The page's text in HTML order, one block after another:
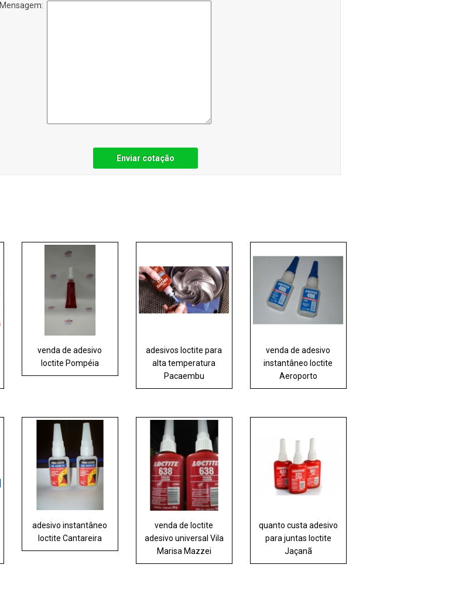
Mensagem:
Enviar cotação
venda de adesivo
loctite Pompéia
adesivos loctite para
alta temperatura
Pacaembu
venda de adesivo
instantâneo loctite
Aeroporto
adesivo instantâneo
loctite Cantareira
venda de loctite
adesivo universal Vila
Marisa Mazzei
quanto custa adesivo
para juntas loctite
Jaçanã